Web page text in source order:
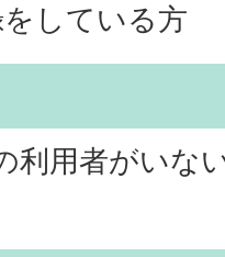
している方
利用者がいな